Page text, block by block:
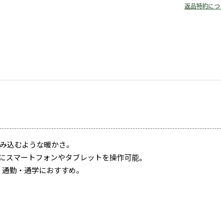
返品特約に
込むような暖かさ。
スマートフォンやタブレットを操作可能。
勤・通学におすすめ。